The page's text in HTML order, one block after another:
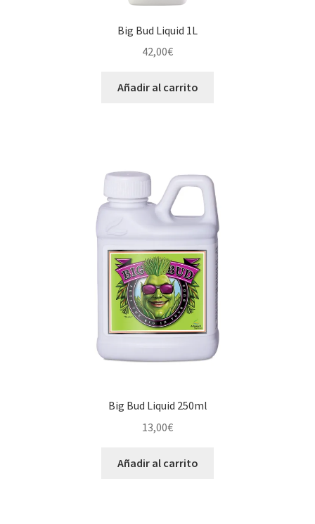
Big Bud Liquid 1L
42,00€
Añadir al carrito
Big Bud Liquid 250ml
13,00€
Añadir al carrito